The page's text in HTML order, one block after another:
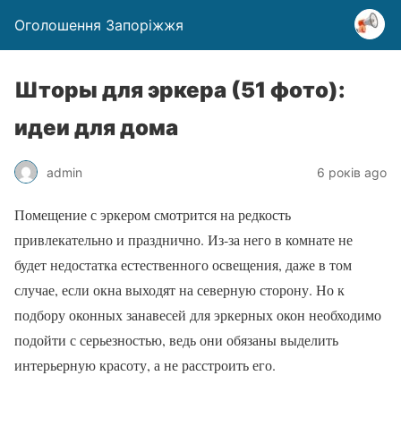
Оголошення Запоріжжя
Шторы для эркера (51 фото):
идеи для дома
admin 6 років ago
Помещение с эркером смотрится на редкость
привлекательно и празднично. Из-за него в комнате не
будет недостатка естественного освещения, даже в том
случае, если окна выходят на северную сторону. Но к
подбору оконных занавесей для эркерных окон необходимо
подойти с серьезностью, ведь они обязаны выделить
интерьерную красоту, а не расстроить его.